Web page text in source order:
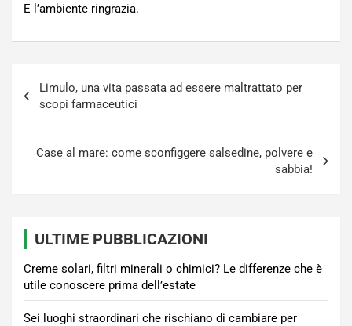
E l’ambiente ringrazia.
articoli
Limulo, una vita passata ad essere maltrattato per
scopi farmaceutici
Case al mare: come sconfiggere salsedine, polvere e
sabbia!
ULTIME PUBBLICAZIONI
Creme solari, filtri minerali o chimici? Le differenze che è
utile conoscere prima dell’estate
Sei luoghi straordinari che rischiano di cambiare per